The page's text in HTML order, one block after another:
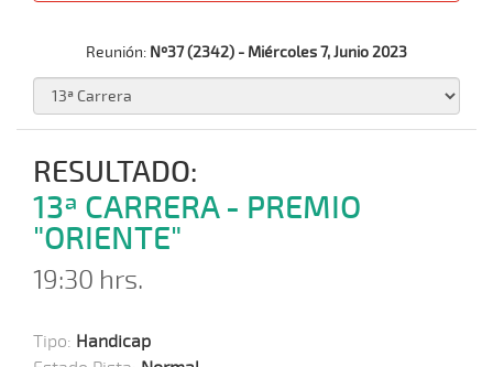
Reunión: Nº37 (2342) - Miércoles 7, Junio 2023
RESULTADO:
13ª CARRERA - PREMIO
"ORIENTE"
19:30 hrs.
Tipo: Handicap